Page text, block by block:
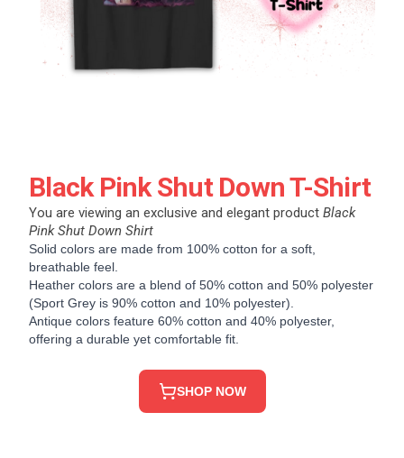
Black Pink Shut Down T-Shirt
You are viewing an exclusive and elegant product Black
Pink Shut Down Shirt
Solid colors are made from 100% cotton for a soft,
breathable feel.
Heather colors are a blend of 50% cotton and 50% polyester
(Sport Grey is 90% cotton and 10% polyester).
Antique colors feature 60% cotton and 40% polyester,
offering a durable yet comfortable fit.
SHOP NOW